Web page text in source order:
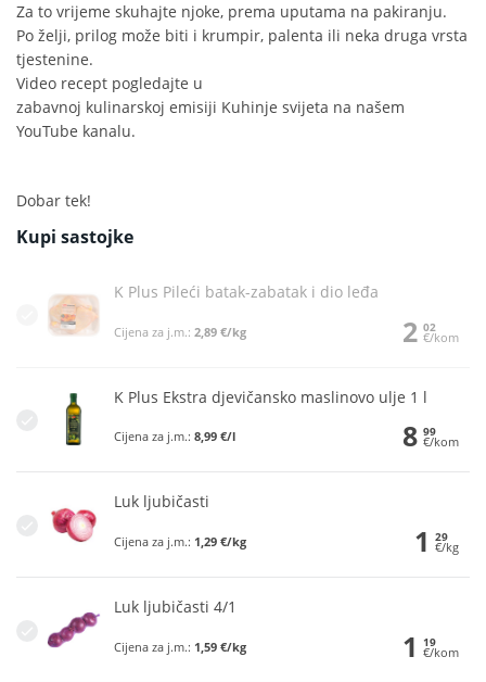
Za to vrijeme skuhajte njoke, prema uputama na pakiranju.
Po želji, prilog može biti i krumpir, palenta ili neka druga vrsta
tjestenine.
Video recept pogledajte u
zabavnoj kulinarskoj emisiji Kuhinje svijeta na našem
YouTube kanalu.
Dobar tek!
Kupi sastojke
K Plus Pileći batak-zabatak i dio leđa
Cijena za j.m.: 2,89 €/kg 2 02
€/kom
K Plus Ekstra djevičansko maslinovo ulje 1 l
Cijena za j.m.: 8,99 €/l 8 99
€/kom
Luk ljubičasti
Cijena za j.m.: 1,29 €/kg 1 29
€/kg
Luk ljubičasti 4/1
Cijena za j.m.: 1,59 €/kg 1 19
€/kom